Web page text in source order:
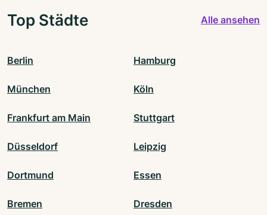
Top Städte Alle ansehen
Berlin Hamburg
München Köln
Frankfurt am Main Stuttgart
Düsseldorf Leipzig
Dortmund Essen
Bremen Dresden